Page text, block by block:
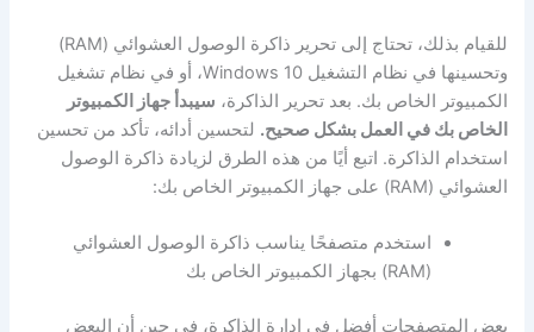
للقيام بذلك، تحتاج إلى تحرير ذاكرة الوصول العشوائي (RAM)
وتحسينها في نظام التشغيل Windows 10، أو في نظام تشغيل
الكمبيوتر الخاص بك. بعد تحرير الذاكرة، سيبدأ جهاز الكمبيوتر
الخاص بك في العمل بشكل صحيح. لتحسين أدائه، تأكد من تحسين
استخدام الذاكرة. اتبع أيًا من هذه الطرق لزيادة ذاكرة الوصول
العشوائي (RAM) على جهاز الكمبيوتر الخاص بك:
استخدم متصفحًا يناسب ذاكرة الوصول العشوائي
(RAM) بجهاز الكمبيوتر الخاص بك
بعض المتصفحات أفضل في إدارة الذاكرة، في حين أن البعض